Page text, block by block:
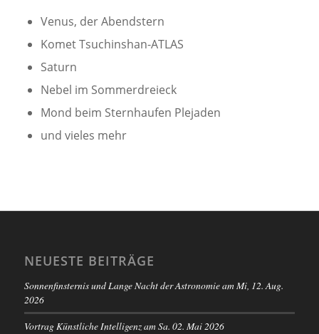
Venus, der Abendstern
Komet Tsuchinshan-ATLAS
Saturn
Nebel im Sommerdreieck
Mond beim Sternhaufen Plejaden
und vieles mehr
NEUESTE BEITRÄGE
Sonnenfinsternis und Lange Nacht der Astronomie am Mi, 12. Aug.
2026
Vortrag Künstliche Intelligenz am Sa. 02. Mai 2026